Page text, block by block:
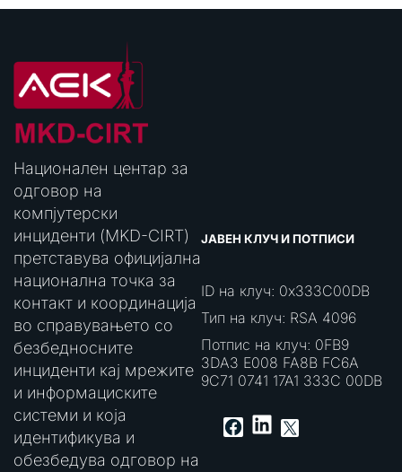
Национален центар за
одговор на
компјутерски
инциденти (MKD-CIRT)
претставува официјална
национална точка за
контакт и координација
во справувањето со
безбедносните
инциденти кај мрежите
и информациските
системи и која
идентификува и
обезбедува одговор на
ЈАВЕН КЛУЧ И ПОТПИСИ
ID на клуч: 0x333C00DB
Тип на клуч: RSA 4096
Потпис на клуч: 0FB9
3DA3 E008 FA8B FC6A
9C71 0741 17A1 333C 00DB
Facebook
LinkedIn
X